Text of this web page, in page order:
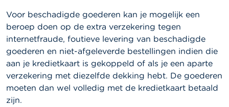
Voor beschadigde goederen kan je mogelijk een
beroep doen op de extra verzekering tegen
internetfraude, foutieve levering van beschadigde
goederen en niet-afgeleverde bestellingen indien die
aan je kredietkaart is gekoppeld of als je een aparte
verzekering met diezelfde dekking hebt. De goederen
moeten dan wel volledig met de kredietkaart betaald
zijn.